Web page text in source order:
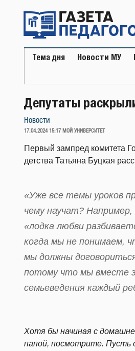
содержимому
Тема дня Новости МУ
Депутаты
Новости
ОПУБЛИКОВАНО
17.04.2024 15:17 МОЙ УНИВЕРСИТЕТ
Первый зампред комитета
детства Татьяна Буцкая
«Уже все темы уроков
чему научат?
«лодка любви
когда мы не понимаем,
мы должны
потому что мы вместе
семьеведения каждый
Хотя бы начиная с
папой, посмотрите. Пусть